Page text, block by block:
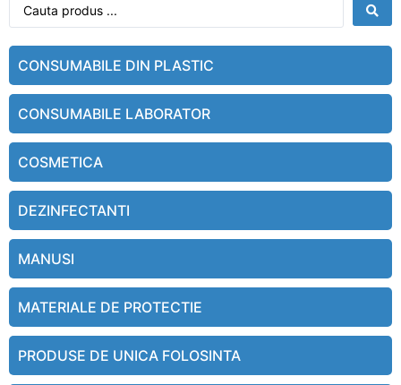
CONSUMABILE DIN PLASTIC
CONSUMABILE LABORATOR
COSMETICA
DEZINFECTANTI
MANUSI
MATERIALE DE PROTECTIE
PRODUSE DE UNICA FOLOSINTA